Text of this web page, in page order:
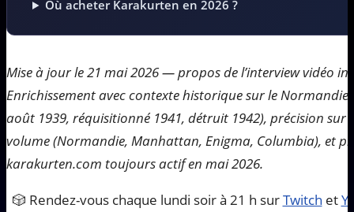
Où acheter Karakurten en 2026 ?
Mise à jour le 21 mai 2026 — propos de l’interview vidéo
Enrichissement avec contexte historique sur le Normandie
août 1939, réquisitionné 1941, détruit 1942), précision sur
volume (Normandie, Manhattan, Enigma, Columbia), et
karakurten.com toujours actif en mai 2026.
🎲 Rendez-vous chaque lundi soir à 21 h surTwitch et